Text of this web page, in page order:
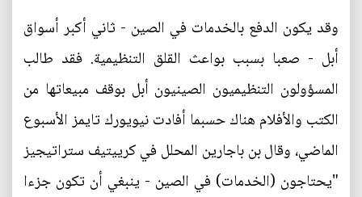
وقد يكون الدفع بالخدمات في الصين - ثاني أكبر أسواق
أبل - صعبا بسبب بواعث القلق التنظيمية. فقد طالب
المسؤولون التنظيميون الصينيون أبل بوقف مبيعاتها من
الكتب والأفلام هناك حسبما أفادت نيويورك تايمز الأسبوع
الماضي، وقال بن باجارين المحلل في كرييتيف ستراتيجيز
"يحتاجون (الخدمات) في الصين - ينبغي أن تكون جزءا